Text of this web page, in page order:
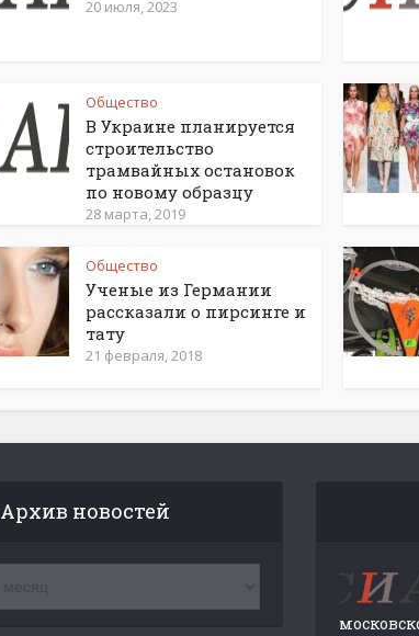
20 июля, 2023
Общество
В Украине планируется
строительство
трамвайных остановок
по новому образцу
28 марта, 2019
Общество
Ученые из Германии
рассказали о пирсинге и
тату
21 февраля, 2018
Архив новостей